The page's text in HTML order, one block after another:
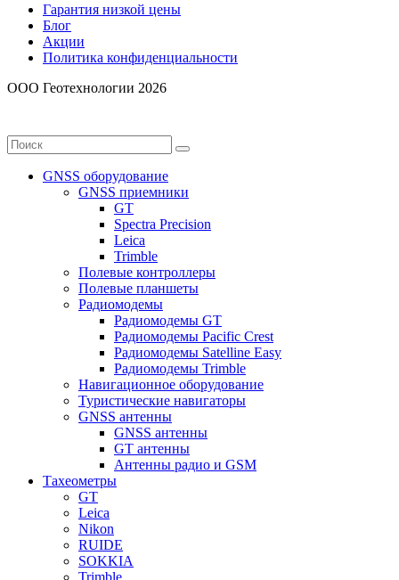
Гарантия низкой цены
Блог
Акции
Политика конфиденциальности
ООО Геотехнологии 2026
GNSS оборудование
GNSS приемники
GT
Spectra Precision
Leica
Trimble
Полевые контроллеры
Полевые планшеты
Радиомодемы
Радиомодемы GT
Радиомодемы Pacific Crest
Радиомодемы Satelline Easy
Радиомодемы Trimble
Навигационное оборудование
Туристические навигаторы
GNSS антенны
GNSS антенны
GT антенны
Антенны радио и GSM
Тахеометры
GT
Leica
Nikon
RUIDE
SOKKIA